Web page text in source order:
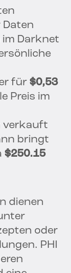
Daten
Darknet
für $0,53
Preis im
verkauft
bringt
$250.15
dienen
oder
PHI